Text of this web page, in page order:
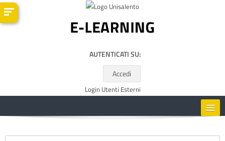
Vai al contenuto principale
AUTENTICATI SU:
Accedi
Login Utenti Esterni